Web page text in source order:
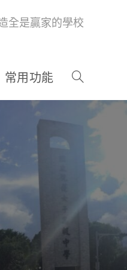
全是贏家的學校
常用功能